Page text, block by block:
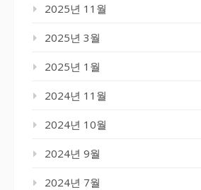
2025년 11월
2025년 3월
2025년 1월
2024년 11월
2024년 10월
2024년 9월
2024년 7월